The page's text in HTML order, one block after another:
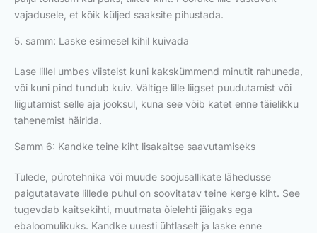
vajadusele, et kõik küljed saaksite pihustada.
5. samm: Laske esimesel kihil kuivada
Lase lillel umbes viisteist kuni kakskümmend minutit rahuneda,
või kuni pind tundub kuiv. Vältige lille liigset puudutamist või
liigutamist selle aja jooksul, kuna see võib katet enne täielikku
tahenemist häirida.
Samm 6: Kandke teine kiht lisakaitse saavutamiseks
Tulede, pürotehnika või muude soojusallikate lähedusse
paigutatavate lillede puhul on soovitatav teine kerge kiht. See
tugevdab kaitsekihti, muutmata õielehti jäigaks ega
ebaloomulikuks. Kandke uuesti ühtlaselt ja laske enne